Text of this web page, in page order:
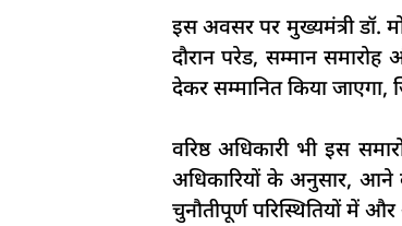
इस अवसर पर मुख्यमंत्री डॉ.
दौरान परेड, सम्मान
देकर सम्मानित किया
वरिष्ठ अधिकारी भी इस
अधिकारियों के अनुसार, आने
चुनौतीपूर्ण परिस्थितियों में